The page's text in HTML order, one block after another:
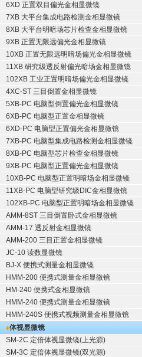
6XD 正置双目偏光金相显微镜
7XB 大平台集成电路检测金相显微镜
8XB 大平台明暗场芯片检查金相显微镜
9XB 正置无限远偏光金相显微镜
10XB 正置无限远明暗场偏光金相显微镜
11XB 研究级透反射偏光暗场金相显微镜
102XB 工业正置明暗场偏光金相显微镜
4XC-ST 三目倒置金相显微镜
5XB-PC 电脑型倒置偏光金相显微镜
6XB-PC 电脑型正置金相显微镜
6XD-PC 电脑型正置偏光金相显微镜
7XB-PC 电脑型集成电路检测金相显微镜
8XB-PC 电脑型芯片检查金相显微镜
9XB-PC 电脑型正置偏光金相显微镜
10XB-PC 电脑型正置明暗场金相显微镜
11XB-PC 电脑型研究级DIC金相显微镜
102XB-PC 电脑型正置明暗场金相显微镜
AMM-8ST 三目倒置卧式金相显微镜
AMM-17 透反射金相显微镜
AMM-200 三目正置金相显微镜
JC-10 读数显微镜
BJ-X 便携式测量金相显微镜
HMM-200 便携式测量金相显微镜
HM-240 便携式金相显微镜
HMM-240 便携式测量金相显微镜
HMM-240S 便携式视频测量金相显微镜
体视显微镜
SM-2C 定倍体视显微镜(上光源)
SM-3C 定倍体视显微镜(双光源)